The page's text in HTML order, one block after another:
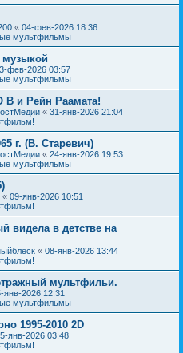
« 04-фев-2026 18:36
мультфильмы
музыкой
фев-2026 03:57
мультфильмы
B и Рейн Раамата!
« 31-янв-2026 21:04
г. (В. Старевич)
« 24-янв-2026 19:53
мультфильмы
« 09-янв-2026 10:51
видела в детстве на
« 08-янв-2026 13:44
мультфильи.
янв-2026 12:31
мультфильмы
1995-2010 2D
янв-2026 03:48